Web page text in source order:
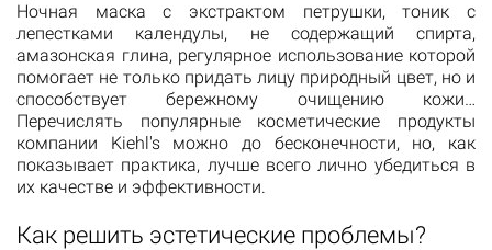
Ночная маска с экстрактом петрушки, тоник с
лепестками календулы, не содержащий спирта,
амазонская глина, регулярное использование которой
помогает не только придать лицу природный цвет, но и
способствует бережному очищению кожи…
Перечислять популярные косметические продукты
компании Kiehl's можно до бесконечности, но, как
показывает практика, лучше всего лично убедиться в
их качестве и эффективности.
Как решить эстетические проблемы?